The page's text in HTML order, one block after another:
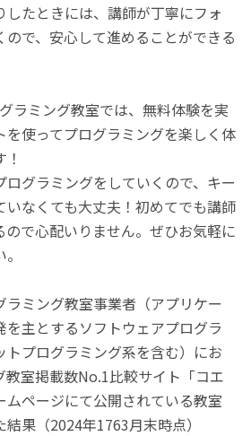
したときには、講師が丁寧にフォ
ので、安心して進めることができる
ラミング教室では、無料体験を実
使ってプログラミングを楽しく体
グラミングをしていくので、キー
いなくても大丈夫！初めてでも講師
で心配いりません。ぜひお気軽に
ミング教室事業者（アプリケー
を主とするソフトウェアプログラ
トプログラミング系を含む）にお
教室掲載数No.1比較サイト「コエ
ムページにて公開されている教室
果（2024年1763月末時点）